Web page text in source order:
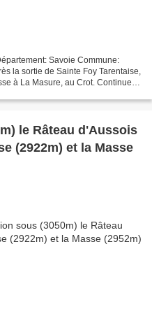
Savoie Commune:
la sortie de Sainte Foy Tarentaise,
à La Masure, au Crot. Continuer
le Râteau d'Aussois
et la Masse